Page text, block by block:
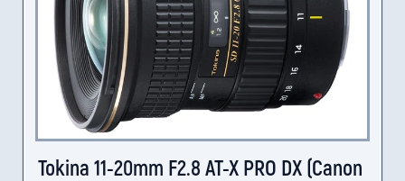
Tokina 11-20mm F2.8 AT-X PRO DX (Canon